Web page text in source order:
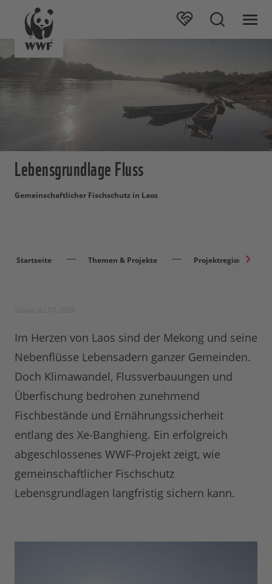
Lebensgrundlage Fluss
Gemeinschaftlicher Fischschutz in Laos
Startseite Themen & Projekte Projektregionen
Im Herzen von Laos sind der Mekong und seine
Nebenflüsse Lebensadern ganzer Gemeinden.
Doch Klimawandel, Flussverbauungen und
Überfischung bedrohen zunehmend
Fischbestände und Ernährungssicherheit
entlang des Xe-Banghieng. Ein erfolgreich
abgeschlossenes WWF-Projekt zeigt, wie
gemeinschaftlicher Fischschutz
Lebensgrundlagen langfristig sichern kann.